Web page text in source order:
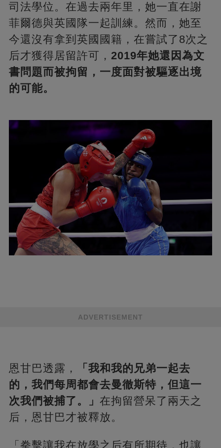
司法學位。在過去兩年里，她一直在謝
菲爾德與英國隊一起訓練。然而，她至
今還沒有拿到英國國籍，在嘗試了8次之
后才獲得居留許可， 2019年她還因為文
書問題而被拘留，一度面對被驅逐出境
的可能。
ADVERTISEMENT
恩甘巴透露，
「我和我的兄弟一起去
的，我們每周都會去曼徹斯特，但這一
次我們被捕了。」 在拘留營呆了兩天之
后，恩甘巴才被釋放。
「拳擊讓我在放學之后有所期待，也讓